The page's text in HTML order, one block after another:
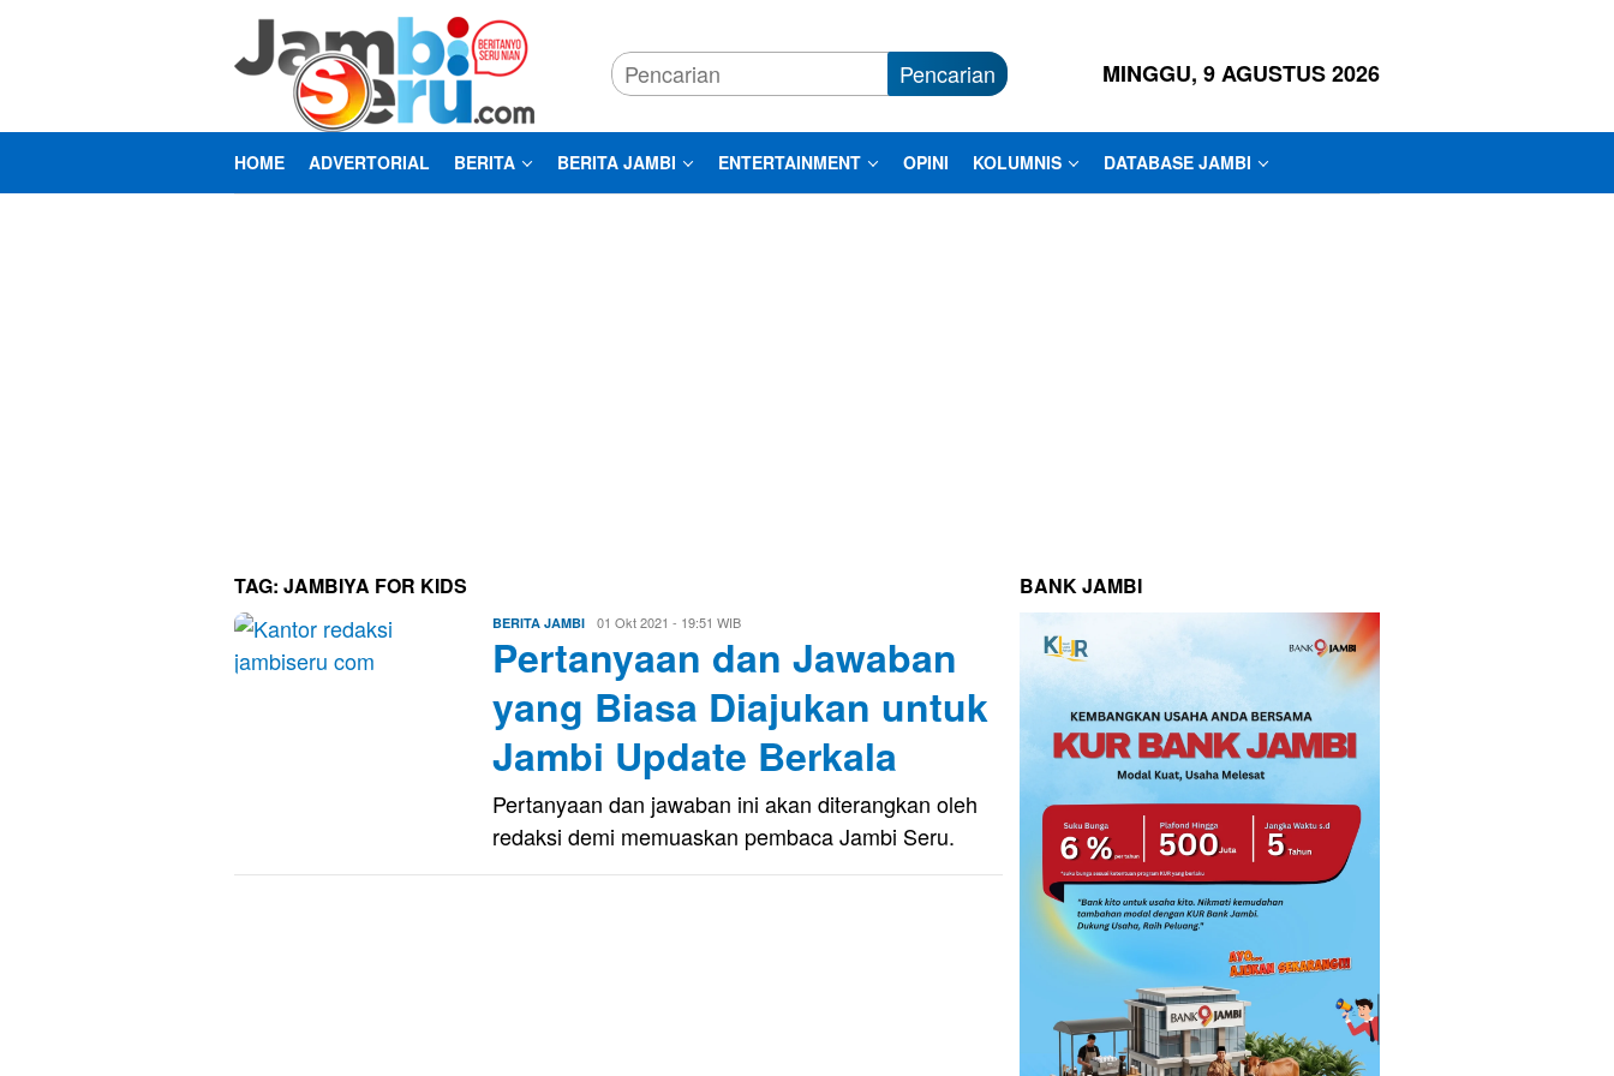
Pencarian MINGGU, 9 AGUSTUS 2026
HOME ADVERTORIAL BERITA BERITA JAMBI ENTERTAINMENT OPINI KOLUMNIS DATABASE JAMBI
TAG: JAMBIYA FOR KIDS
BERITA JAMBI Evo
01 Okt 2021 - 19:51 WIB
Pertanyaan dan Jawaban
yang Biasa Diajukan untuk
Jambi Update Berkala
Pertanyaan dan jawaban ini akan diterangkan oleh
redaksi demi memuaskan pembaca Jambi Seru.
BANK JAMBI